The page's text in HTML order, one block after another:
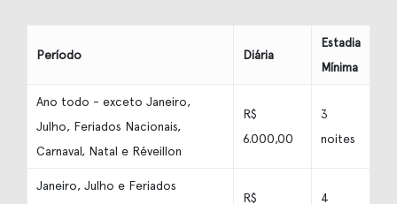
Período Diária
Estadia
Mínima
Ano todo - exceto Janeiro,
Julho, Feriados Nacionais,
Carnaval, Natal e Réveillon
R$
6.000,00
3
noites
Janeiro, Julho e Feriados
R$
4